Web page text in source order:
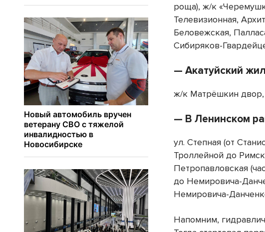
роща), ж/к
Телевизионная,
Беловежская,
Сибиряков-
— Акатуйский
ж/к Матрёшкин
— В Ленинском
ул. Степная (от
Троллейной до
Петропавловская
до Немировича-
Немировича-
Напомним,